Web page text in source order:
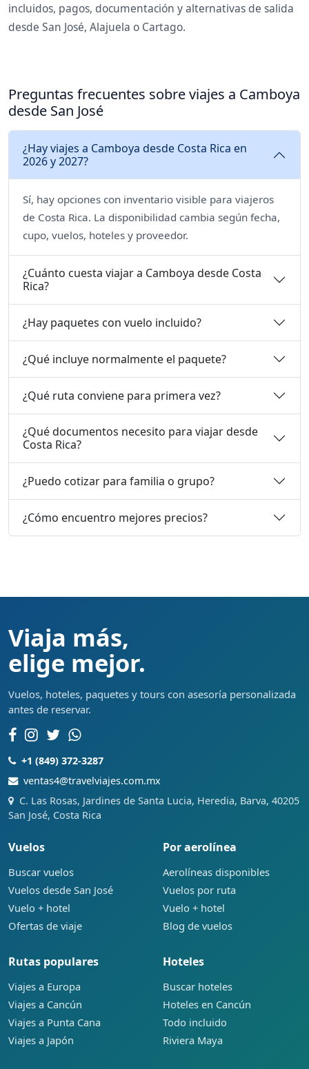
incluidos, pagos, documentación y alternativas de salida
desde San José, Alajuela o Cartago.
Preguntas frecuentes sobre viajes a Camboya
desde San José
¿Hay viajes a Camboya desde Costa Rica en
2026 y 2027?
Sí, hay opciones con inventario visible para viajeros
de Costa Rica. La disponibilidad cambia según fecha,
cupo, vuelos, hoteles y proveedor.
¿Cuánto cuesta viajar a Camboya desde Costa
Rica?
¿Hay paquetes con vuelo incluido?
¿Qué incluye normalmente el paquete?
¿Qué ruta conviene para primera vez?
¿Qué documentos necesito para viajar desde
Costa Rica?
¿Puedo cotizar para familia o grupo?
¿Cómo encuentro mejores precios?
Viaja más,
elige mejor.
Vuelos, hoteles, paquetes y tours con asesoría personalizada
antes de reservar.
+1 (849) 372-3287
ventas4@travelviajes.com.mx
C. Las Rosas, Jardines de Santa Lucia, Heredia, Barva, 40205
San José, Costa Rica
Vuelos
Buscar vuelos
Vuelos desde San José
Vuelo + hotel
Ofertas de viaje
Por aerolínea
Aerolíneas disponibles
Vuelos por ruta
Vuelo + hotel
Blog de vuelos
Rutas populares
Viajes a Europa
Viajes a Cancún
Viajes a Punta Cana
Viajes a Japón
Hoteles
Buscar hoteles
Hoteles en Cancún
Todo incluido
Riviera Maya